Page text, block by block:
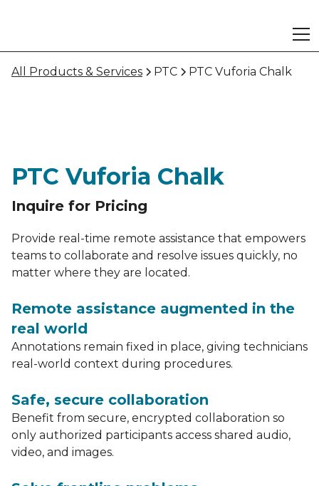
All Products & Services PTC PTC Vuforia Chalk
PTC Vuforia Chalk
Inquire for Pricing
Provide real-time remote assistance that empowers
teams to collaborate and resolve issues quickly, no
matter where they are located.
Remote assistance augmented in the
real world
Annotations remain fixed in place, giving technicians
real-world context during procedures.
Safe, secure collaboration
Benefit from secure, encrypted collaboration so
only authorized participants access shared audio,
video, and images.